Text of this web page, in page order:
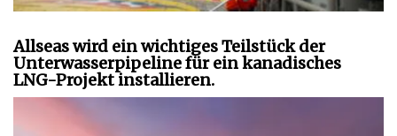
Allseas wird ein wichtiges Teilstück der
Unterwasserpipeline für ein kanadisches
LNG-Projekt installieren.